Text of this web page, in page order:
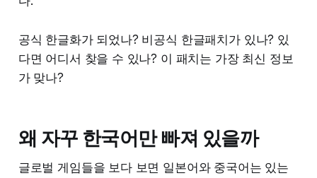
공식 한글화가 되었나? 비공식 한글패치가 있나? 있
다면 어디서 찾을 수 있나? 이 패치는 가장 최신 정보
가 맞나?
왜 자꾸 한국어만 빠져 있을까
글로벌 게임들을 보다 보면 일본어와 중국어는 있는